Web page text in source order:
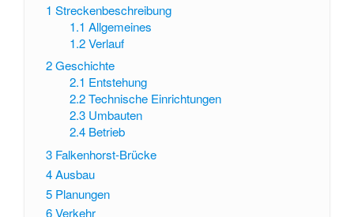
1 Streckenbeschreibung
1.1 Allgemeines
1.2 Verlauf
2Geschichte
2.1 Entstehung
2.2 Technische Einrichtungen
2.3 Umbauten
2.4 Betrieb
3 Falkenhorst-Brücke
4Ausbau
5 Planungen
6Verkehr